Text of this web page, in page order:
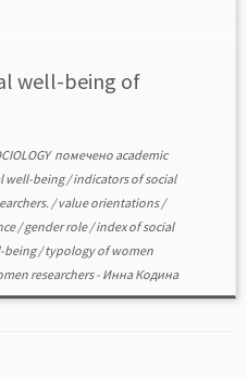
well-being of
помечено academic
well-being/indicators of social
/value orientations/
/gender role/index of social
being/typology of women
researchers- Инна Кодина